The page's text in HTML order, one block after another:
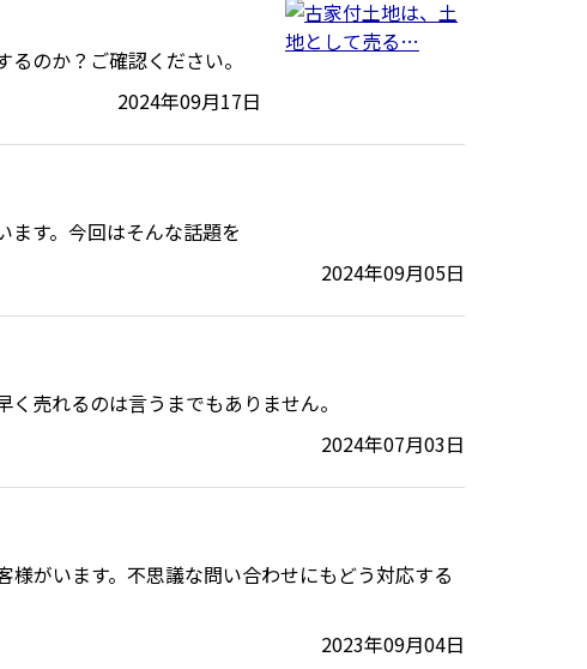
のか？ご確認ください。
2024年09月17日
ます。今回はそんな話題を
2024年09月05日
売れるのは言うまでもありません。
2024年07月03日
がいます。不思議な問い合わせにもどう対応する
2023年09月04日